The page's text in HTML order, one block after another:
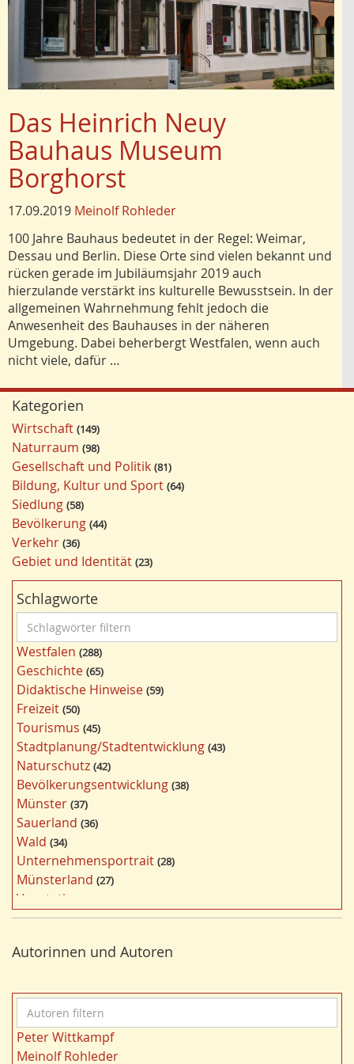
Das Heinrich Neuy
Bauhaus Museum
Borghorst
17.09.2019 Meinolf Rohleder
100 Jahre Bauhaus bedeutet in der Regel: Weimar,
Dessau und Berlin. Diese Orte sind vielen bekannt und
rücken gerade im Jubiläumsjahr 2019 auch
hierzulande verstärkt ins kulturelle Bewusstsein. In der
allgemeinen Wahrnehmung fehlt jedoch die
Anwesenheit des Bauhauses in der näheren
Umgebung. Dabei beherbergt Westfalen, wenn auch
nicht viele, dafür …
Kategorien
Wirtschaft 149
Naturraum 98
Gesellschaft und Politik 81
Bildung, Kultur und Sport 64
Siedlung 58
Bevölkerung 44
Verkehr 36
Gebiet und Identität 23
Schlagworte
c
h
l
a
g
w
ö
r
t
e
r
f
i
l
t
r
n
Westfalen 288
Geschichte 65
Didaktische Hinweise 59
Freizeit 50
Tourismus 45
Stadtplanung/Stadtentwicklung 43
Naturschutz 42
Bevölkerungsentwicklung 38
Münster 37
Sauerland 36
Wald 34
Unternehmensportrait 28
Münsterland 27
Vegetation
Nordrhein-Westfalen 25
Bildung 24
Kultur 22
Kulturlandschaft
Wohnen 21
Gewässer 21
Autorinnen und Autoren
u
tPeter Wittkampf
Meinolf Rohleder